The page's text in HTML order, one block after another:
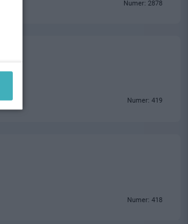
Numer: 2878
Numer: 419
Numer: 418